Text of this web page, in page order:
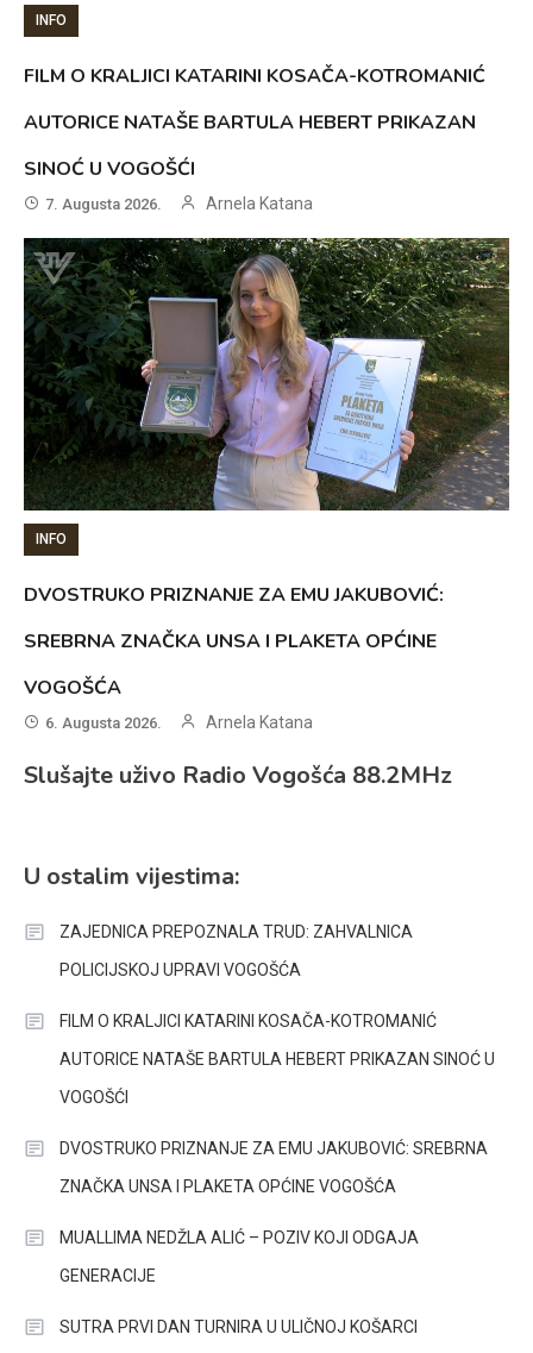
INFO
FILM O KRALJICI KATARINI KOSAČA-KOTROMANIĆ
AUTORICE NATAŠE BARTULA HEBERT PRIKAZAN
SINOĆ U VOGOŠĆI
7. Augusta 2026. Arnela Katana
INFO
DVOSTRUKO PRIZNANJE ZA EMU JAKUBOVIĆ:
SREBRNA ZNAČKA UNSA I PLAKETA OPĆINE
VOGOŠĆA
6. Augusta 2026. Arnela Katana
Slušajte uživo Radio Vogošća 88.2MHz
U ostalim vijestima:
ZAJEDNICA PREPOZNALA TRUD: ZAHVALNICA
POLICIJSKOJ UPRAVI VOGOŠĆA
FILM O KRALJICI KATARINI KOSAČA-KOTROMANIĆ
AUTORICE NATAŠE BARTULA HEBERT PRIKAZAN SINOĆ U
VOGOŠĆI
DVOSTRUKO PRIZNANJE ZA EMU JAKUBOVIĆ: SREBRNA
ZNAČKA UNSA I PLAKETA OPĆINE VOGOŠĆA
MUALLIMA NEDŽLA ALIĆ – POZIV KOJI ODGAJA
GENERACIJE
SUTRA PRVI DAN TURNIRA U ULIČNOJ KOŠARCI